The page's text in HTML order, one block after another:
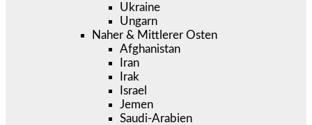
Ukraine
Ungarn
Naher & Mittlerer Osten
Afghanistan
Iran
Irak
Israel
Jemen
Saudi-Arabien